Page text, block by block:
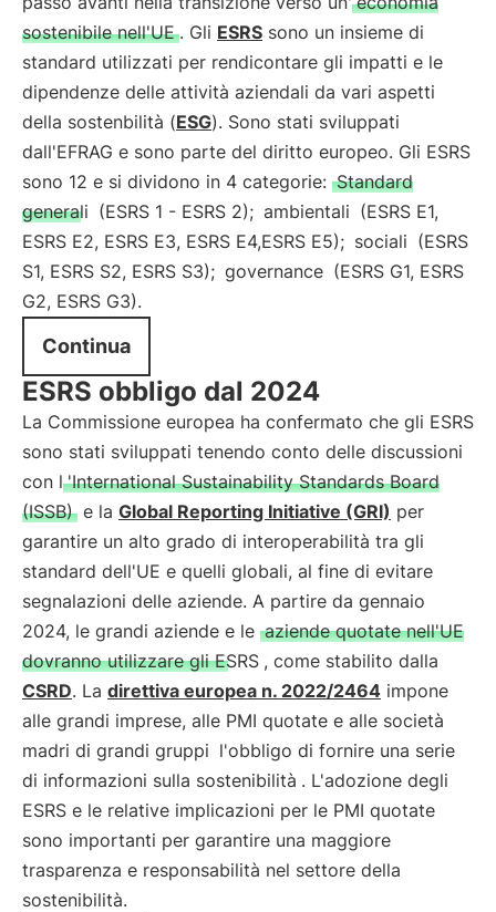
sostenibile nell'UE . Gli ESRS sono un insieme di
standard utilizzati per rendicontare gli impatti e le
dipendenze delle attività aziendali da vari aspetti
della sostenbilità (ESG). Sono stati sviluppati
dall'EFRAG e sono parte del diritto europeo. Gli ESRS
sono 12 e si dividono in 4 categorie: Standard
generali (ESRS 1 - ESRS 2); ambientali (ESRS E1,
ESRS E2, ESRS E3, ESRS E4,ESRS E5); sociali (ESRS
S1, ESRS S2, ESRS S3); governance (ESRS G1, ESRS
G2, ESRS G3).
Continua
ESRS obbligo dal 2024
La Commissione europea ha confermato che gli ESRS
sono stati sviluppati tenendo conto delle discussioni
con l 'International Sustainability Standards Board
(ISSB) e la Global Reporting Initiative (GRI) per
garantire un alto grado di interoperabilità tra gli
standard dell'UE e quelli globali, al fine di evitare
segnalazioni delle aziende. A partire da gennaio
2024, le grandi aziende e le aziende quotate nell'UE
dovranno utilizzare gli ESRS , come stabilito dalla
CSRD. La direttiva europea n. 2022/2464 impone
alle grandi imprese, alle PMI quotate e alle società
madri di grandi gruppi l'obbligo di fornire una serie
di informazioni sulla sostenibilità . L'adozione degli
ESRS e le relative implicazioni per le PMI quotate
sono importanti per garantire una maggiore
trasparenza e responsabilità nel settore della
sostenibilità.